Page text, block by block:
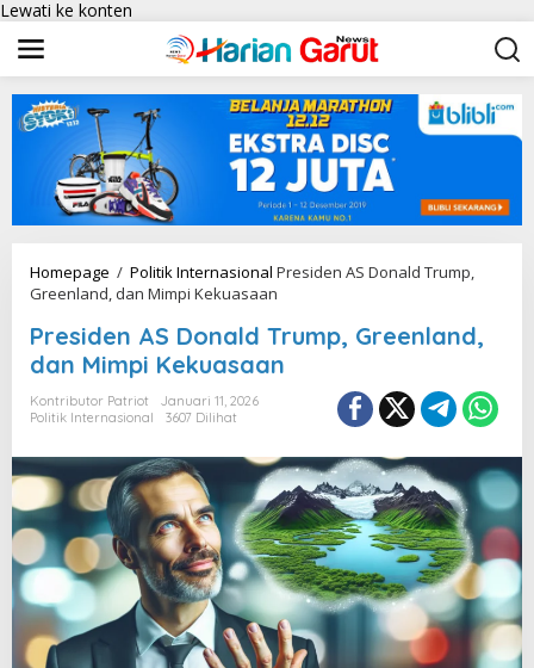
Lewati ke konten
Homepage / Politik Internasional Presiden AS Donald Trump,
Greenland, dan Mimpi Kekuasaan
Presiden AS Donald Trump, Greenland,
dan Mimpi Kekuasaan
Kontributor Patriot
Januari 11, 2026
Politik Internasional
3607 Dilihat